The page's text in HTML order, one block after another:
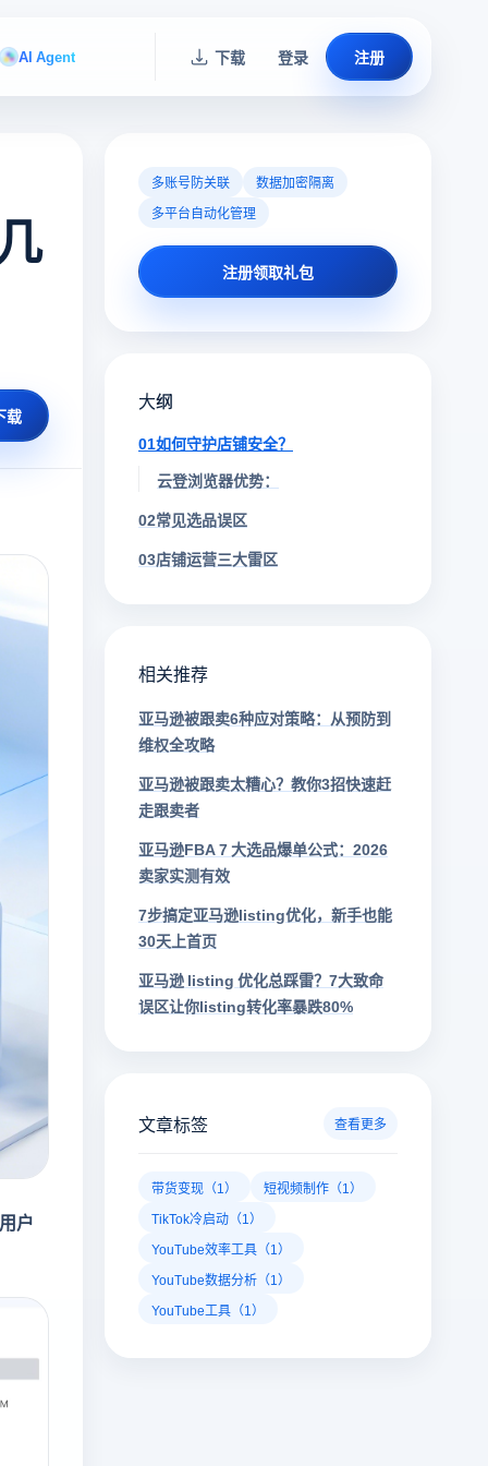
AI Agent 下载 登录 注册
载
户
多账号防关联
数据加密隔离
多平台自动化管理
注册领取礼包
大纲
01如何守护店铺安全？
云登浏览器优势：
02常见选品误区
03店铺运营三大雷区
相关推荐
亚马逊被跟卖6种应对策略：从预防到
维权全攻略
亚马逊被跟卖太糟心？教你3招快速赶
走跟卖者
亚马逊FBA 7 大选品爆单公式：2026
卖家实测有效
7步搞定亚马逊listing优化，新手也能
30天上首页
亚马逊 listing 优化总踩雷？7大致命
误区让你listing转化率暴跌80%
文章标签 查看更多
带货变现（1）
短视频制作（1）
TikTok冷启动（1）
YouTube效率工具（1）
YouTube数据分析（1）
YouTube工具（1）